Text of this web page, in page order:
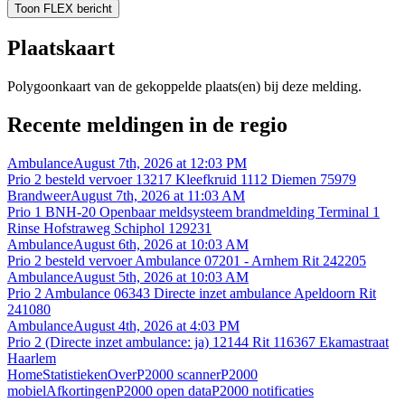
Toon FLEX bericht
Plaatskaart
Polygoonkaart van de gekoppelde plaats(en) bij deze melding.
Recente meldingen in de regio
AmbulanceAugust 7th, 2026 at 12:03 PM
Prio 2 besteld vervoer 13217 Kleefkruid 1112 Diemen 75979
BrandweerAugust 7th, 2026 at 11:03 AM
Prio 1 BNH-20 Openbaar meldsysteem brandmelding Terminal 1
Rinse Hofstraweg Schiphol 129231
AmbulanceAugust 6th, 2026 at 10:03 AM
Prio 2 besteld vervoer Ambulance 07201 - Arnhem Rit 242205
AmbulanceAugust 5th, 2026 at 10:03 AM
Prio 2 Ambulance 06343 Directe inzet ambulance Apeldoorn Rit
241080
AmbulanceAugust 4th, 2026 at 4:03 PM
Prio 2 (Directe inzet ambulance: ja) 12144 Rit 116367 Ekamastraat
Haarlem
HomeStatistiekenOverP2000 scannerP2000
mobielAfkortingenP2000 open dataP2000 notificaties